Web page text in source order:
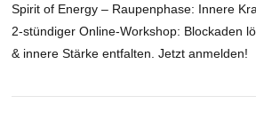
Spirit of Energy – Raupenphase: Innere
2‑stündiger Online‑Workshop: Blockaden
& innere Stärke entfalten. Jetzt anmelden!